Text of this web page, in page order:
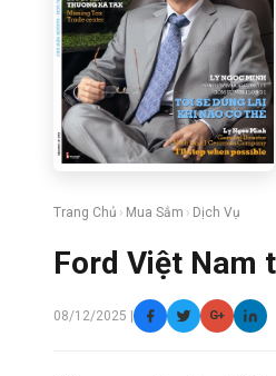
Trang Chủ › Mua Sắm › Dịch Vụ
Ford Việt Nam
08/12/2025 | G+